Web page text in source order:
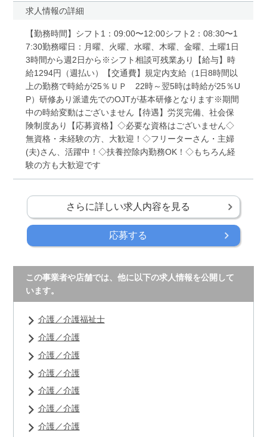
求人情報の詳細
【勤務時間】シフト1：09:00〜12:00シフト2：08:30〜1
7:30勤務曜日：月曜、火曜、水曜、木曜、金曜、土曜1日
3時間から週2日から※シフト相談可残業あり【給与】時
給1294円（週払い）【交通費】規定内支給（1日8時間以
上の勤務で時給が25％ＵＰ 22時～翌5時は時給が25％U
P）研修あり派遣先でのOJTが基本研修となります※期間
中の時給変動はございません【待遇】労災完備、社会保
険制度あり【応募資格】◇必要な資格はございません◇
無資格・未経験の方、大歓迎！◇フリーターさん・主婦
(夫)さん、活躍中！◇扶養控除内勤務OK！◇もちろん経
験の方も大歓迎です
さらに詳しい求人内容を見る
応募する
この事業者や店舗では、他に以下の求人情報を公開して
います。
介護／介護福祉士
介護／介護
介護／介護
介護／介護
介護／介護
介護／介護
介護／介護